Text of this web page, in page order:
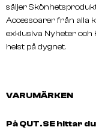
LAKMÉ
Consumer Pack
säljer
Accessoarer från alla
exklusiva Nyheter och
helst på dygnet.
VARUMÄRKEN
På QUT.SE hittar